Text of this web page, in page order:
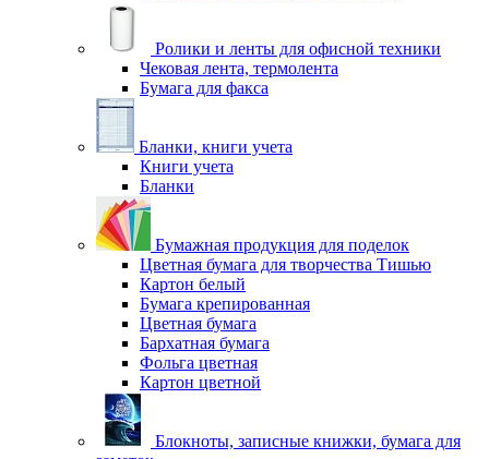
Ролики и ленты для офисной техники
Чековая лента, термолента
Бумага для факса
Бланки, книги учета
Книги учета
Бланки
Бумажная продукция для поделок
Цветная бумага для творчества Тишью
Картон белый
Бумага крепированная
Цветная бумага
Бархатная бумага
Фольга цветная
Картон цветной
Блокноты, записные книжки, бумага для